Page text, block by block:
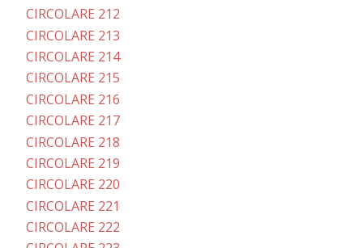
CIRCOLARE 212
CIRCOLARE 213
CIRCOLARE 214
CIRCOLARE 215
CIRCOLARE 216
CIRCOLARE 217
CIRCOLARE 218
CIRCOLARE 219
CIRCOLARE 220
CIRCOLARE 221
CIRCOLARE 222